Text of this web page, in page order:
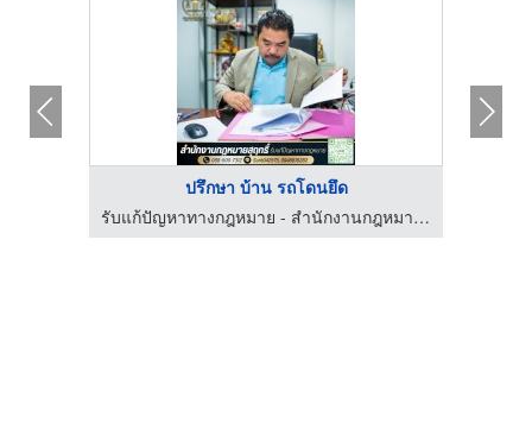
ปรึกษา บ้าน รถโดนยึด
รับแก้ปัญหาทางกฎหมาย - สำนักงานกฎหมายสุฤทธิ์